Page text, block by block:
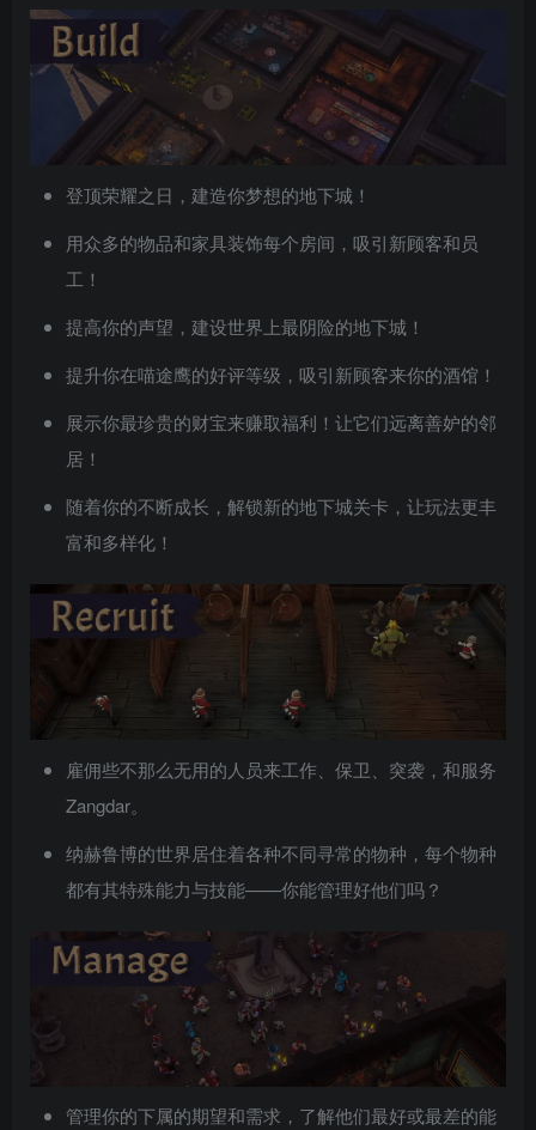
登顶荣耀之日，建造你梦想的地下城！
用众多的物品和家具装饰每个房间，吸引新顾客和员
工！
提高你的声望，建设世界上最阴险的地下城！
提升你在喵途鹰的好评等级，吸引新顾客来你的酒馆！
展示你最珍贵的财宝来赚取福利！让它们远离善妒的邻
居！
随着你的不断成长，解锁新的地下城关卡，让玩法更丰
富和多样化！
雇佣些不那么无用的人员来工作、保卫、突袭，和服务
Zangdar。
纳赫鲁博的世界居住着各种不同寻常的物种，每个物种
都有其特殊能力与技能——你能管理好他们吗？
管理你的下属的期望和需求，了解他们最好或最差的能